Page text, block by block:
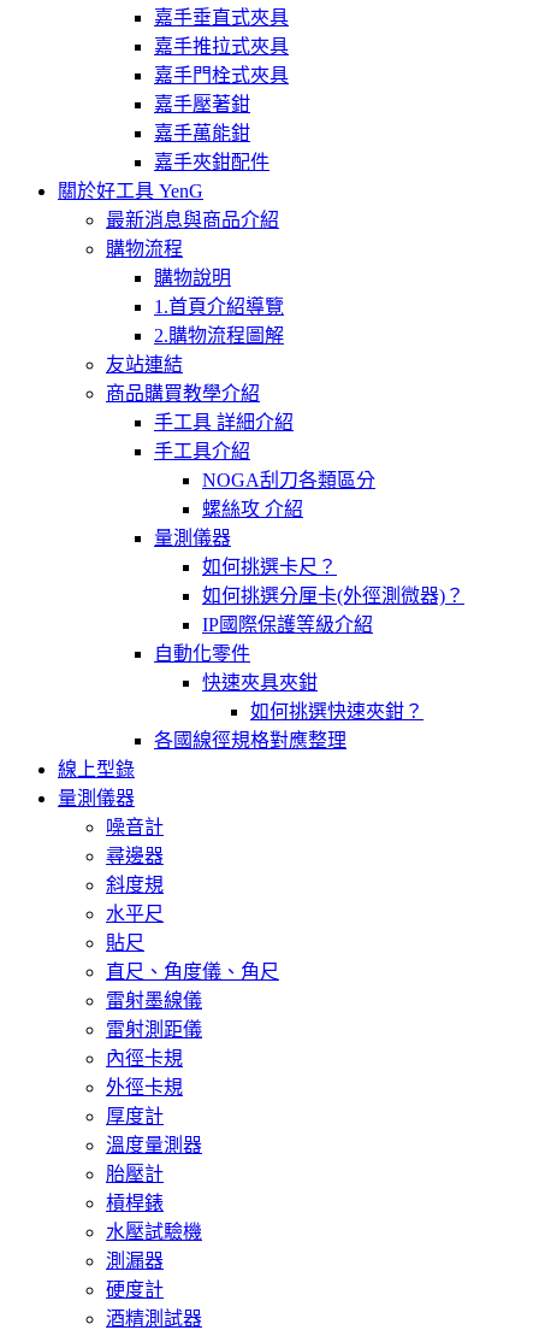
嘉手垂直式夾具
嘉手推拉式夾具
嘉手門栓式夾具
嘉手壓著鉗
嘉手萬能鉗
嘉手夾鉗配件
關於好工具 YenG
最新消息與商品介紹
購物流程
購物說明
1.首頁介紹導覽
2.購物流程圖解
友站連結
商品購買教學介紹
手工具 詳細介紹
手工具介紹
NOGA刮刀各類區分
螺絲攻 介紹
量測儀器
如何挑選卡尺？
如何挑選分厘卡(外徑測微器)？
IP國際保護等級介紹
自動化零件
快速夾具夾鉗
如何挑選快速夾鉗？
各國線徑規格對應整理
線上型錄
量測儀器
噪音計
尋邊器
斜度規
水平尺
貼尺
直尺、角度儀、角尺
雷射墨線儀
雷射測距儀
內徑卡規
外徑卡規
厚度計
溫度量測器
胎壓計
槓桿錶
水壓試驗機
測漏器
硬度計
酒精測試器